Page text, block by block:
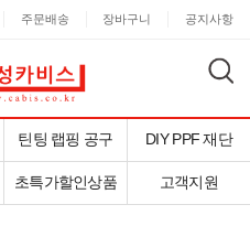
주문배송 장바구니 공지사항
틴팅 랩핑 공구 DIY PPF 재단
초특가할인상품 고객지원